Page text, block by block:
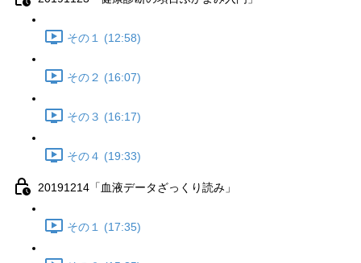
その１ (12:58)
その２ (16:07)
その３ (16:17)
その４ (19:33)
20191214「血液データざっくり読み」
その１ (17:35)